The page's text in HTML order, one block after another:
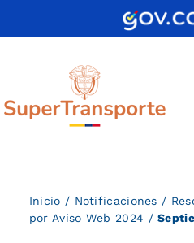
Inicio / Notificaciones /
por Aviso Web 2024 /